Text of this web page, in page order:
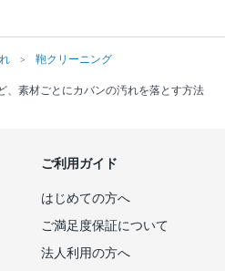
鞄クリーニング
、素材ごとにカバンの汚れを落とす方法
ご利用ガイド
はじめての方へ
ご満足度保証について
法人利用の方へ